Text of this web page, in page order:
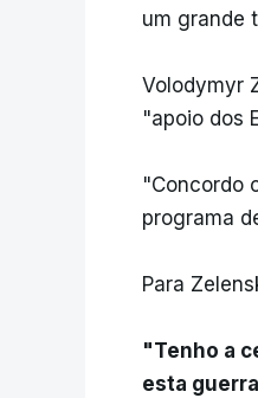
um grande
Volodymyr
"apoio dos
"Concordo
programa
Para
"Tenho a
esta